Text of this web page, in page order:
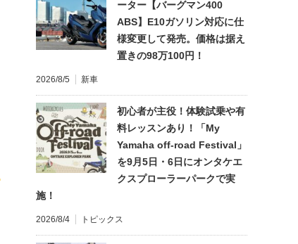
ーター【バーグマン400
ABS】E10ガソリン対応に仕
様変更して発売。価格は据え
置きの98万100円！
2026/8/5 新車
初心者が主役！体験試乗や有
料レッスンあり！「My
Yamaha off-road Festival」
を9月5日・6日にオンタケエ
クスプローラーパークで実
施！
2026/8/4 トピックス